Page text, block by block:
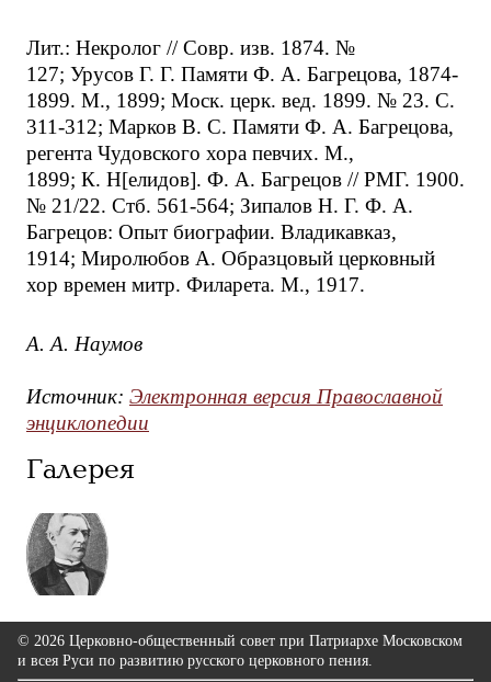
Лит.: Некролог // Совр. изв. 1874. №
127; Урусов Г. Г. Памяти Ф. А. Багрецова, 1874-
1899. М., 1899; Моск. церк. вед. 1899. № 23. С.
311-312; Марков В. С. Памяти Ф. А. Багрецова,
регента Чудовского хора певчих. М.,
1899; К. Н[елидов]. Ф. А. Багрецов // РМГ. 1900.
№ 21/22. Стб. 561-564; Зипалов Н. Г. Ф. А.
Багрецов: Опыт биографии. Владикавказ,
1914; Миролюбов А. Образцовый церковный
хор времен митр. Филарета. М., 1917.
А. А. Наумов
Источник: Электронная версия Православной
энциклопедии
Галерея
© 2026 Церковно-общественный совет при Патриархе Московском
и всея Руси по развитию русского церковного пения.